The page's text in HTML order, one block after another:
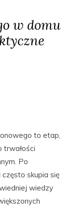
w domu
to etap,
trwałości
Po
skupia się
wiedzy